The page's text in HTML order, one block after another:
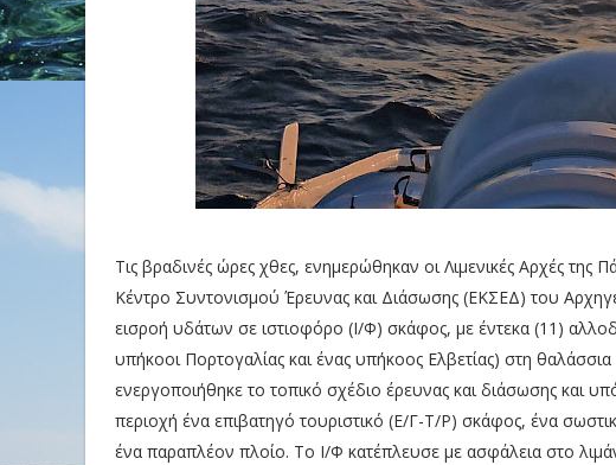
Τις βραδινές ώρες χθες, ενημερώθηκαν οι Λιμενικές Αρχές
Κέντρο Συντονισμού Έρευνας και Διάσωσης (ΕΚΣΕΔ) του
εισροή υδάτων σε ιστιοφόρο (Ι/Φ) σκάφος, με έντεκα (11)
υπήκοοι Πορτογαλίας και ένας υπήκοος Ελβετίας) στη
ενεργοποιήθηκε το τοπικό σχέδιο έρευνας και διάσωσης και
περιοχή ένα επιβατηγό τουριστικό (Ε/Γ-Τ/Ρ) σκάφος, ένα
ένα παραπλέον πλοίο. Το Ι/Φ κατέπλευσε με ασφάλεια στο